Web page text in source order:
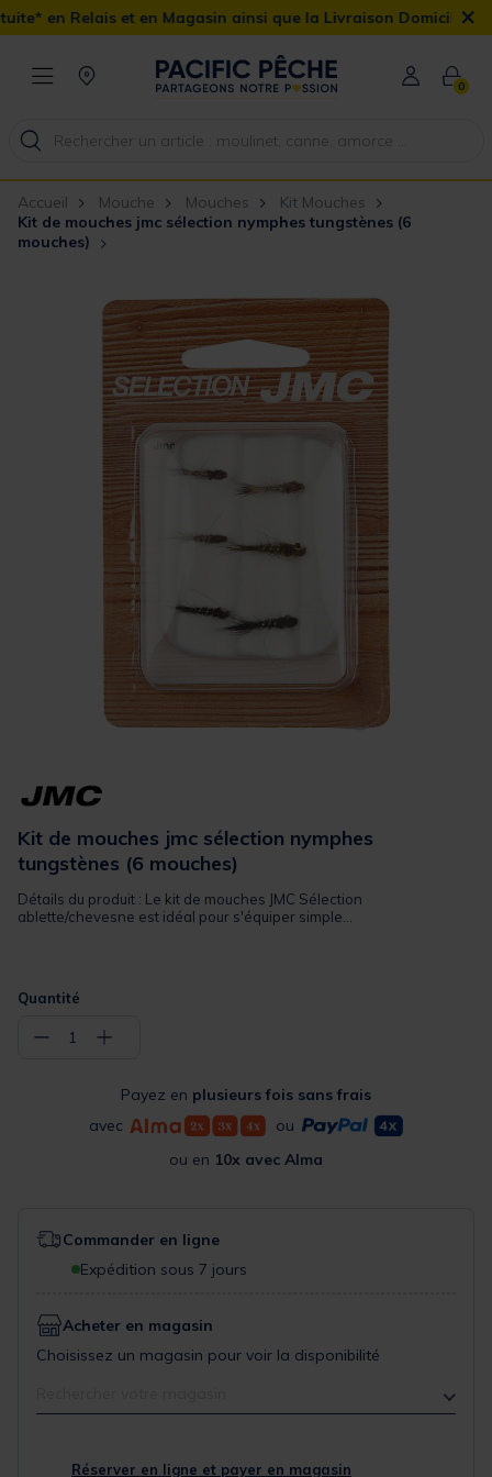
Magasin ainsi que la Livraison Domicile offerte dès 90€ ×
0
Accueil Mouche Mouches
Kit Mouches
Kit de mouches jmc sélection nymphes tungstènes (6
mouches)
Kit de mouches jmc sélection nymphes
tungstènes (6 mouches)
Détails du produit : Le kit de mouches JMC Sélection
ablette/chevesne est idéal pour s'équiper simple...
Quantité
− 1 +
Payez en plusieurs fois sans frais
avec
ou
ou en 10x avec Alma
Commander en ligne
Expédition sous 7 jours
Acheter en magasin
Choisissez un magasin pour voir la disponibilité
Réserver en ligne et payer en magasin